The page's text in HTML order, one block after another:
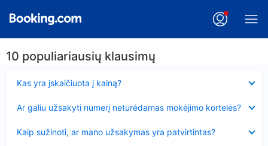
10 populiariausių klausimų
Kas yra įskaičiuota į kainą?
Ar galiu užsakyti numerį neturėdamas mokėjimo kortelės?
Kaip sužinoti, ar mano užsakymas yra patvirtintas?